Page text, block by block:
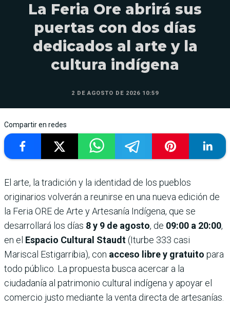
La Feria Ore abrirá sus
puertas con dos días
dedicados al arte y la
cultura indígena
2 DE AGOSTO DE 2026 10:59
Compartir en redes
El arte, la tradición y la identidad de los pueblos
originarios volverán a reunirse en una nueva edición de
la Feria ORE de Arte y Artesanía Indígena, que se
desarrollará los días 8 y 9 de agosto, de 09:00 a 20:00,
en el Espacio Cultural Staudt(Iturbe 333 casi
Mariscal Estigarribia), con acceso libre y gratuito para
todo público. La propuesta busca acercar a la
ciudadanía al patrimonio cultural indígena y apoyar el
comercio justo mediante la venta directa de artesanías.